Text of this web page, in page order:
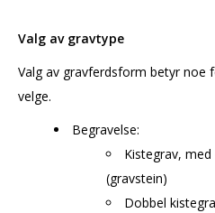
Valg av gravtype
Valg av gravferdsform betyr noe
velge.
Begravelse:
Kistegrav,
(gravstein)
Dobbel